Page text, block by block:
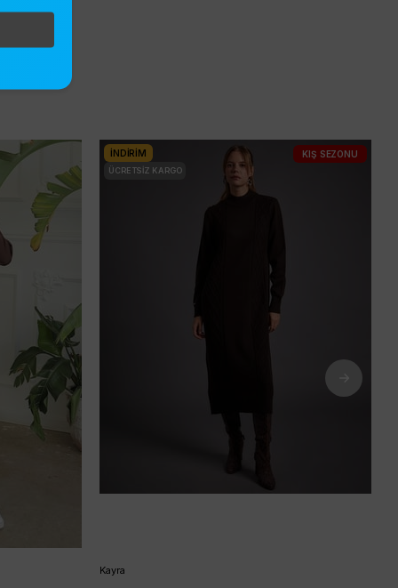
Kayra
İNDIRIM
ÜCRETSIZ KARGO
KIŞ SEZONU